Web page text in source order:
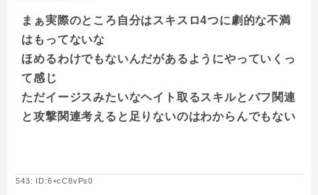
まぁ実際のところ自分はスキスロ4つに劇的な不満
はもってないな
ほめるわけでもないんだがあるようにやっていくっ
て感じ
ただイージスみたいなヘイト取るスキルとバフ関連
と攻撃関連考えると足りないのはわからんでもない
543: ID:6+cC8vPs0